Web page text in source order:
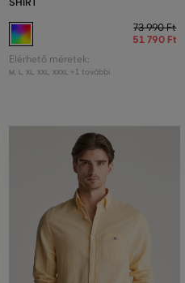
73 990 Ft
51 790 Ft
Elérhető méretek:
M L XL XXL XXXL +1 további